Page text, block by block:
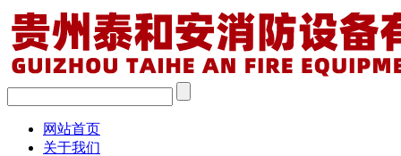
网站首页
关于我们